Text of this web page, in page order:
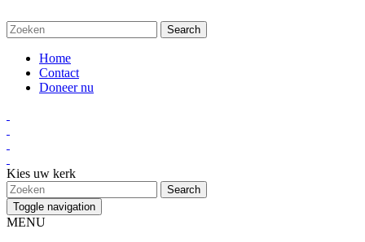
Home
Contact
Doneer nu
Kies uw kerk
Toggle navigation
MENU